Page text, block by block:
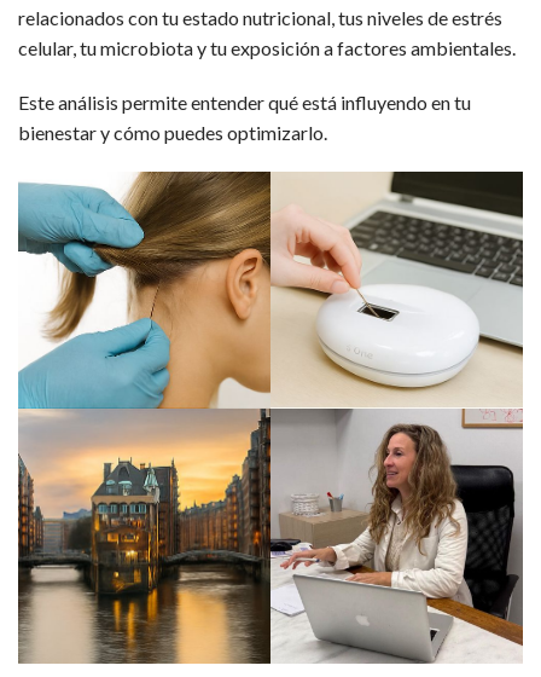
relacionados con tu estado nutricional, tus niveles de estrés
celular, tu microbiota y tu exposición a factores ambientales.
Este análisis permite entender qué está influyendo en tu
bienestar y cómo puedes optimizarlo.